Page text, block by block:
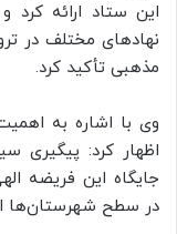
این ستاد ارائه
نهادهای مختلف در
مذهبی تأکید کرد.
وی با اشاره به
اظهار کرد: پیگیری
جایگاه این فریضه
در سطح